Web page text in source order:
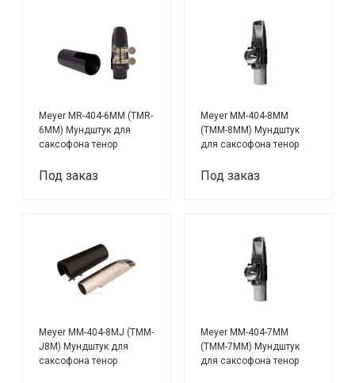
Meyer MR-404-6MM (TMR-
6MM) Мундштук для
саксофона тенор
Под заказ
Meyer MM-404-8MM
(TMM-8MM) Мундштук
для саксофона тенор
Под заказ
Meyer MM-404-8MJ (TMM-
J8M) Мундштук для
саксофона тенор
Meyer MM-404-7MM
(TMM-7MM) Мундштук
для саксофона тенор